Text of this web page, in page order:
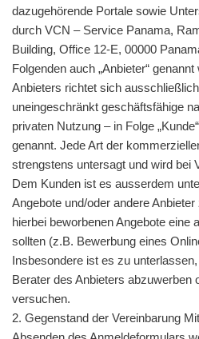
dazugehörende Portale sowie
durch VCN – Service Panama,
Building, Office 12-E, 00000
Folgenden auch „Anbieter“
Anbieters richtet sich
uneingeschränkt geschäftsfähige
privaten Nutzung – in Folge
genannt. Jede Art der
strengstens untersagt und wird bei
Dem Kunden ist es ausserdem
Angebote und/oder andere
hierbei beworbenen Angebote eine
sollten (z.B. Bewerbung eines
Insbesondere ist es zu
Berater des Anbieters abzuwerben
versuchen.
2. Gegenstand der Vereinbarung